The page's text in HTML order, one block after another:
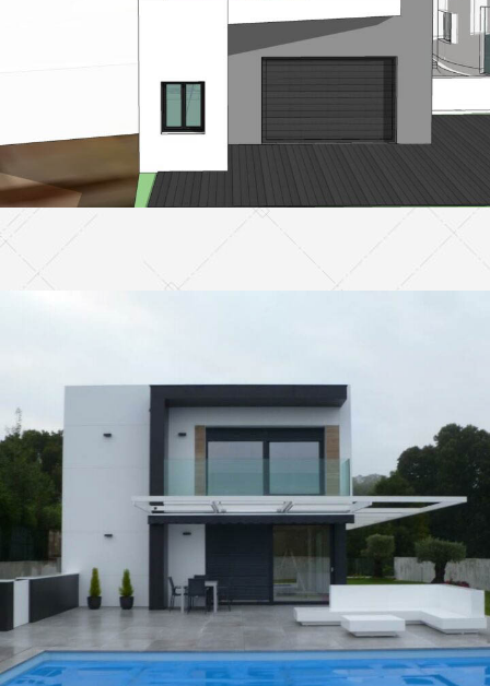
Vivienda Unifamiliar
VIVIENDAS UNIFAMILIARES